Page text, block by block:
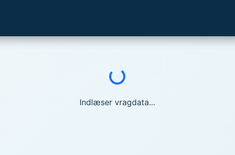
Indlæser...
Indlæser vragdata...